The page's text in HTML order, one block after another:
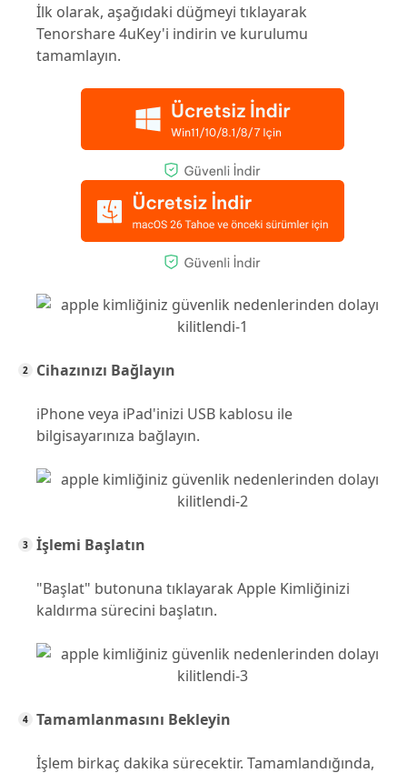
İlk olarak, aşağıdaki düğmeyi tıklayarak
Tenorshare 4uKey'i indirin ve kurulumu
tamamlayın.
Cihazınızı Bağlayın
iPhone veya iPad'inizi USB kablosu ile
bilgisayarınıza bağlayın.
İşlemi Başlatın
"Başlat" butonuna tıklayarak Apple Kimliğinizi
kaldırma sürecini başlatın.
Tamamlanmasını Bekleyin
İşlem birkaç dakika sürecektir. Tamamlandığında,